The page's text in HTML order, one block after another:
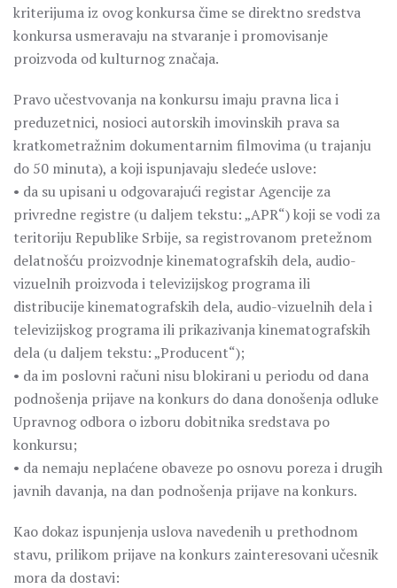
kriterijuma iz ovog konkursa čime se direktno sredstva
konkursa usmeravaju na stvaranje i promovisanje
proizvoda od kulturnog značaja.
Pravo učestvovanja na konkursu imaju pravna lica i
preduzetnici, nosioci autorskih imovinskih prava sa
kratkometražnim dokumentarnim filmovima (u trajanju
do 50 minuta), a koji ispunjavaju sledeće uslove:
• da su upisani u odgovarajući registar Agencije za
privredne registre (u daljem tekstu: „APR“) koji se vodi za
teritoriju Republike Srbije, sa registrovanom pretežnom
delatnošću proizvodnje kinematografskih dela, audio-
vizuelnih proizvoda i televizijskog programa ili
distribucije kinematografskih dela, audio-vizuelnih dela i
televizijskog programa ili prikazivanja kinematografskih
dela (u daljem tekstu: „Producent“);
• da im poslovni računi nisu blokirani u periodu od dana
podnošenja prijave na konkurs do dana donošenja odluke
Upravnog odbora o izboru dobitnika sredstava po
konkursu;
• da nemaju neplaćene obaveze po osnovu poreza i drugih
javnih davanja, na dan podnošenja prijave na konkurs.
Kao dokaz ispunjenja uslova navedenih u prethodnom
stavu, prilikom prijave na konkurs zainteresovani učesnik
mora da dostavi: